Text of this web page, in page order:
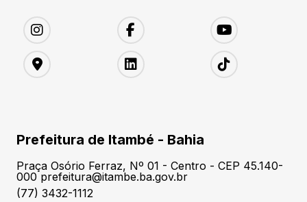
Prefeitura de Itambé - Bahia
Praça Osório Ferraz, Nº 01 - Centro - CEP 45.140-
000 prefeitura@itambe.ba.gov.br
(77) 3432-1112